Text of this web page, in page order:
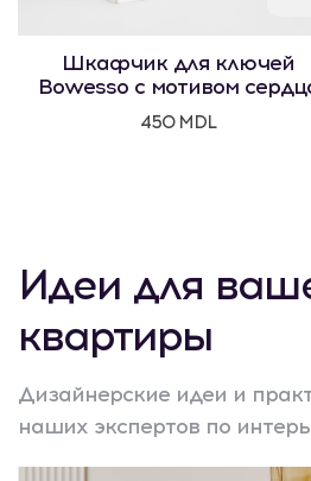
Шкафчик для ключей
Bowesso с мотивом
450 MDL
Идеи для
квартиры
Дизайнерские идеи и
наших экспертов по